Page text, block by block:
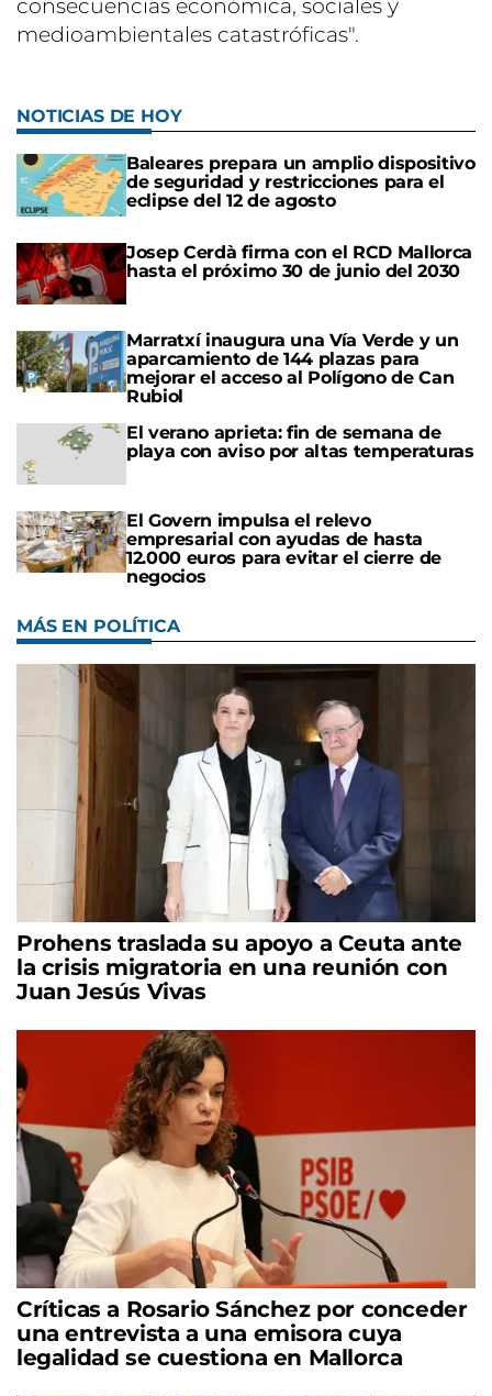
consecuencias económica, sociales y
medioambientales catastróficas".
NOTICIAS DE HOY
Baleares prepara un amplio dispositivo
de seguridad y restricciones para el
eclipse del 12 de agosto
Josep Cerdà firma con el RCD Mallorca
hasta el próximo 30 de junio del 2030
Marratxí inaugura una Vía Verde y un
aparcamiento de 144 plazas para
mejorar el acceso al Polígono de Can
Rubiol
El verano aprieta: fin de semana de
playa con aviso por altas temperaturas
El Govern impulsa el relevo
empresarial con ayudas de hasta
12.000 euros para evitar el cierre de
negocios
MÁS EN POLÍTICA
Prohens traslada su apoyo a Ceuta ante
la crisis migratoria en una reunión con
Juan Jesús Vivas
Críticas a Rosario Sánchez por conceder
una entrevista a una emisora cuya
legalidad se cuestiona en Mallorca